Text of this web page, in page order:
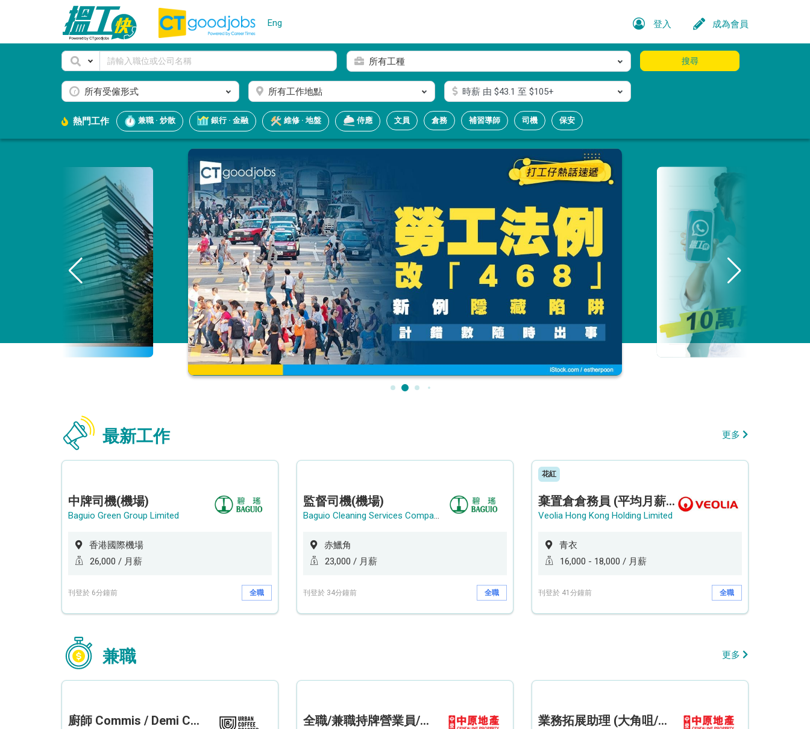
Eng 登入 成為會員
所有工種
所有受僱形式 所有工作地點 時薪由 $43.1 至 $105+
搜尋
熱門工作 兼職 · 炒散 銀行 · 金融 維修 · 地盤 侍應 文員 倉務 補習導師 司機 保安
最新工作 更多
中牌司機(機場)
Baguio Green Group Limited
香港國際機場
26,000 / 月薪
刊登於 6分鐘前 全職
監督司機(機場)
Baguio Cleaning Services Company Limited
赤鱲角
23,000 / 月薪
刊登於 34分鐘前 全職
花紅
棄置倉倉務員 (平均月薪可達18K以上)
Veolia Hong Kong Holding Limited
青衣
16,000 - 18,000 / 月薪
刊登於 41分鐘前 全職
兼職 更多
廚師 Commis / Demi Chef (全職/ 兼職) (工作地點:中環) 全職/兼職持牌營業員/持牌地產代理 (長沙灣/將軍澳/油塘) 業務拓展助理 (大角咀/荔枝角/九龍塘)